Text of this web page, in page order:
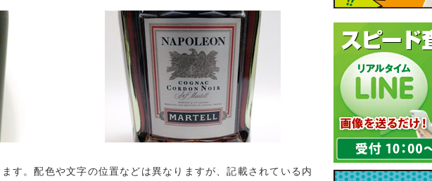
す。配色や文字の位置などは異なりますが、記載されている内